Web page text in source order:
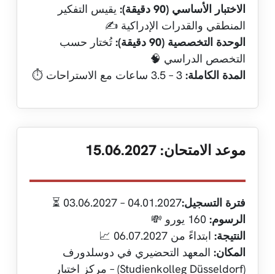
الاختبار الأساسي (90 دقيقة):
يقيس التفكير
المنطقي والقدرات الإدراكية ✍️
الوحدة التخصصية (90 دقيقة):
تُختار حسب
التخصص الدراسي 🧠
المدة الكاملة:
موعد الامتحان: 15.06.2027
فترة التسجيل:04.01.2027 – 03.06.2027 ⏳
الرسوم:
النتيجة: ابتداءً من 06.07.2027 📈
المكان: المعهد التحضيري في دوسلدورف
(Studienkolleg Düsseldorf) – مركز اختبار